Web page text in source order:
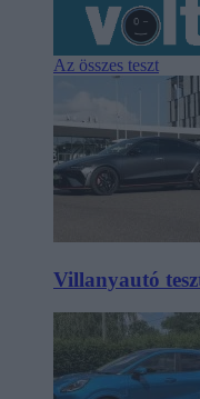
Az összes teszt
Villanyautó